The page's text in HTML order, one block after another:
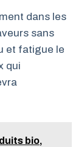
dans les
sans
et fatigue le
qui
bio,